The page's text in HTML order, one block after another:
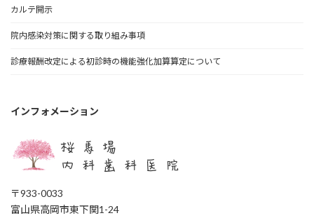
カルテ開示
院内感染対策に関する取り組み事項
診療報酬改定による初診時の機能強化加算算定について
インフォメーション
〒933-0033
富山県高岡市東下関1-24